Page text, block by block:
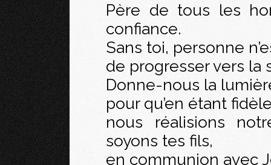
Père de tous les
confiance.
Sans toi, personne
de progresser vers la
Donne-nous la
pour qu’en étant
nous réalisions
soyons tes fils,
en communion avec